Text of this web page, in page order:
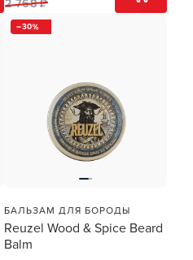
2 768 ₽
30
БАЛЬЗАМ ДЛЯ БОРОДЫ
Reuzel Wood & Spice Beard
Balm